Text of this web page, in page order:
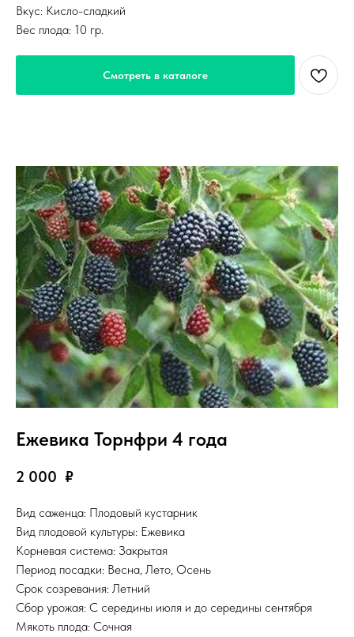
Вкус: Кисло-сладкий
Вес плода: 10 гр.
Смотреть в каталоге
Ежевика Торнфри 4 года
2 000 ₽
Вид саженца: Плодовый кустарник
Вид плодовой культуры: Ежевика
Корневая система: Закрытая
Период посадки: Весна, Лето, Осень
Срок созревания: Летний
Сбор урожая: С середины июля и до середины сентября
Мякоть плода: Сочная